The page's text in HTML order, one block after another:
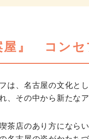
屋』 コンセ
は、名古屋の文化と
、その中から新たな
茶店のあり方になら